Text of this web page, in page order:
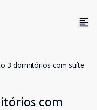
3 dormitórios com suíte
com